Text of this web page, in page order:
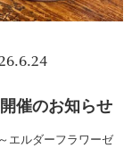
催のお知らせ
エルダーフラワーゼ